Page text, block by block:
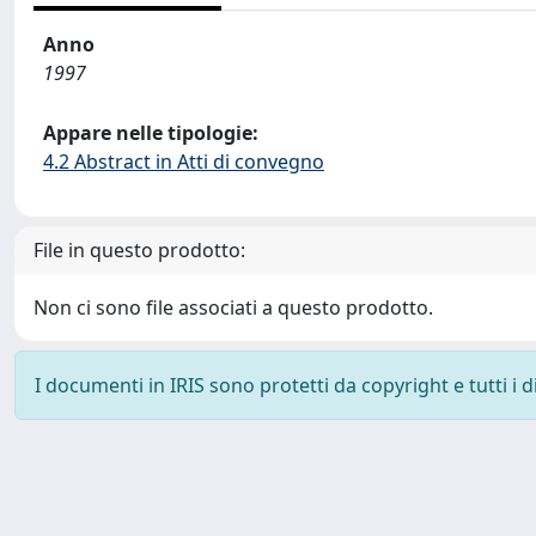
Anno
1997
Appare nelle tipologie:
4.2 Abstract in Atti di convegno
File in questo prodotto:
Non ci sono file associati a questo prodotto.
I documenti in IRIS sono protetti da copyright e tutti i